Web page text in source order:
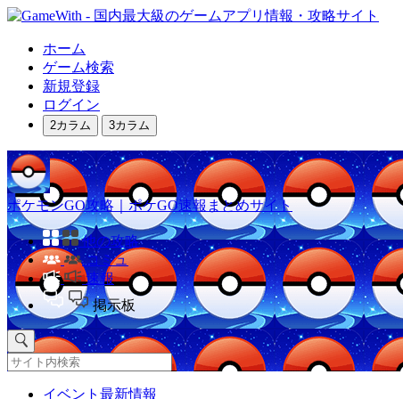
ホーム
ゲーム検索
新規登録
ログイン
2カラム 3カラム
ポケモンGO攻略｜ポケGO速報まとめサイト
他の攻略
コミュ
速報
掲示板
イベント最新情報